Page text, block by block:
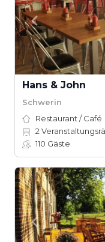
Hans & John
Schwerin
Restaurant / Café
2
110 Gäste